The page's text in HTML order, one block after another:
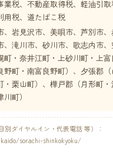
業税、不動産取得税、軽油引
用税、道たばこ税
、岩見沢市、美唄市、芦別市、
、滝川市、砂川市、歌志内市
町・奈井江町・上砂川町・上富
野町・南富良野町）、夕張郡（
・栗山町）、樺戸郡（月形町・
町）
別ダイヤルイン・代表電話 等）：
sorachi-shinkokyoku/